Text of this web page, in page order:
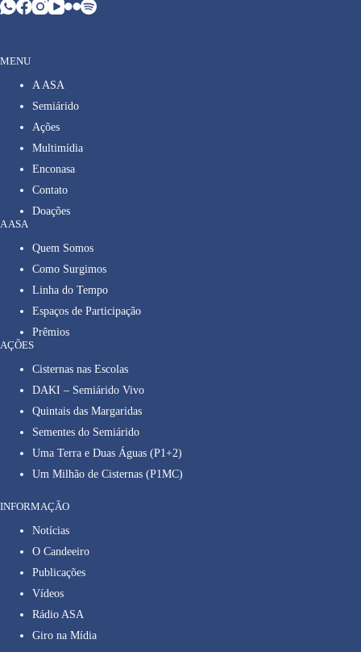
MENU
A ASA
Semiárido
Ações
Multimídia
Enconasa
Contato
Doações
A ASA
Quem Somos
Como Surgimos
Linha do Tempo
Espaços de Participação
Prêmios
AÇÕES
Cisternas nas Escolas
DAKI – Semiárido Vivo
Quintais das Margaridas
Sementes do Semiárido
Uma Terra e Duas Águas (P1+2)
Um Milhão de Cisternas (P1MC)
INFORMAÇÃO
Notícias
O Candeeiro
Publicações
Vídeos
Rádio ASA
Giro na Mídia